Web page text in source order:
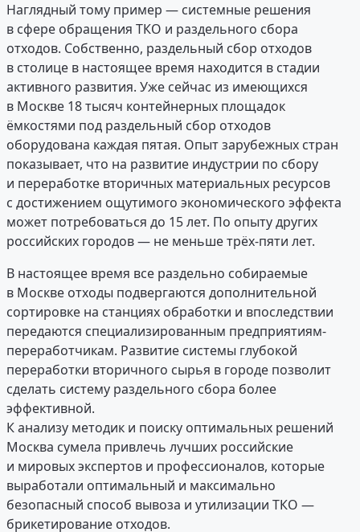
Наглядный тому пример — системные решения
в сфере обращения ТКО и раздельного сбора
отходов. Собственно, раздельный сбор отходов
в столице в настоящее время находится в стадии
активного развития. Уже сейчас из имеющихся
в Москве 18 тысяч контейнерных площадок
ёмкостями под раздельный сбор отходов
оборудована каждая пятая. Опыт зарубежных стран
показывает, что на развитие индустрии по сбору
и переработке вторичных материальных ресурсов
с достижением ощутимого экономического эффекта
может потребоваться до 15 лет. По опыту других
российских городов — не меньше трёх-пяти лет.
В настоящее время все раздельно собираемые
в Москве отходы подвергаются дополнительной
сортировке на станциях обработки и впоследствии
передаются специализированным предприятиям-
переработчикам. Развитие системы глубокой
переработки вторичного сырья в городе позволит
сделать систему раздельного сбора более
эффективной.
К анализу методик и поиску оптимальных решений
Москва сумела привлечь лучших российские
и мировых экспертов и профессионалов, которые
выработали оптимальный и максимально
безопасный способ вывоза и утилизации ТКО —
брикетирование отходов.